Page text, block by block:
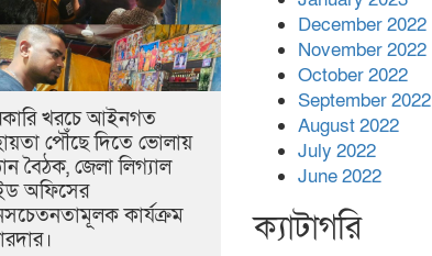
খরচে আইনগত
পৌঁছে দিতে ভোলায়
বৈঠক, জেলা লিগ্যাল
অফিসের
কার্যক্রম
December 2022
November 2022
October 2022
September 2022
August 2022
July 2022
June 2022
ক্যাটাগরি